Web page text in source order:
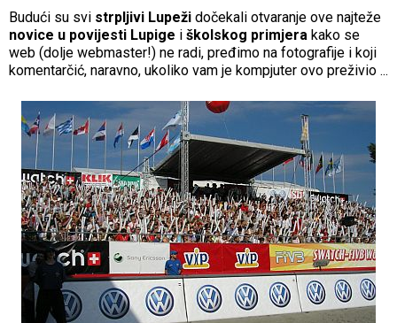
Budući su svi strpljivi Lupeži dočekali otvaranje ove najteže
novice u povijesti Lupige i školskog primjera kako se
web (dolje webmaster!) ne radi, pređimo na fotografije i koji
komentarčić, naravno, ukoliko vam je kompjuter ovo preživio ...